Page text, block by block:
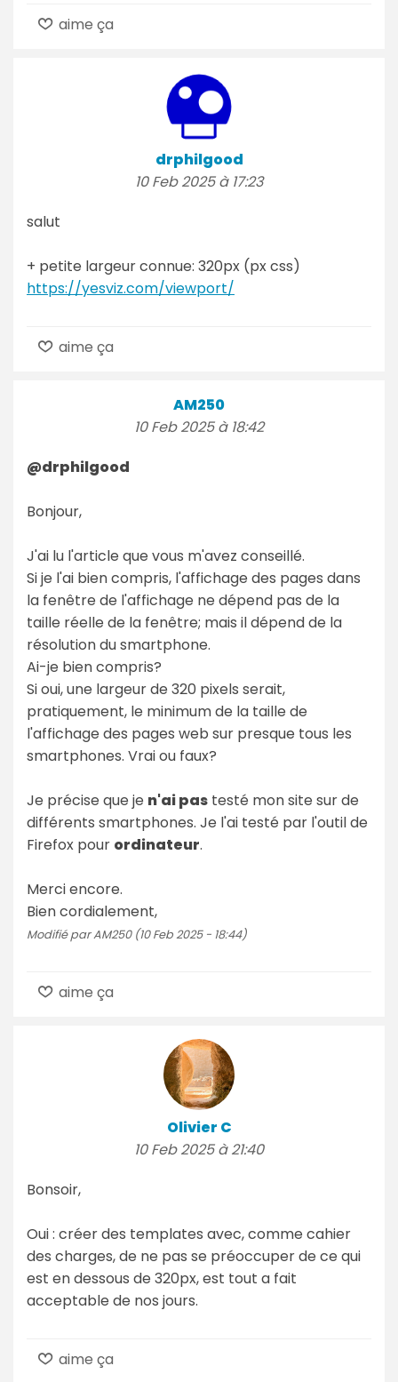
aime ça
drphilgood
10 Feb 2025 à 17:23
salut
+ petite largeur connue: 320px (px css)
https://yesviz.com/viewport/
aime ça
AM250
10 Feb 2025 à 18:42
@drphilgood
Bonjour,
J'ai lu l'article que vous m'avez conseillé.
Si je l'ai bien compris, l'affichage des pages dans
la fenêtre de l'affichage ne dépend pas de la
taille réelle de la fenêtre; mais il dépend de la
résolution du smartphone.
Ai-je bien compris?
Si oui, une largeur de 320 pixels serait,
pratiquement, le minimum de la taille de
l'affichage des pages web sur presque tous les
smartphones. Vrai ou faux?
Je précise que je n'ai pas testé mon site sur de
différents smartphones. Je l'ai testé par l'outil de
Firefox pour ordinateur.
Merci encore.
Bien cordialement,
Modifié par AM250 (10 Feb 2025 - 18:44)
aime ça
Olivier C
10 Feb 2025 à 21:40
Bonsoir,
Oui : créer des templates avec, comme cahier
des charges, de ne pas se préoccuper de ce qui
est en dessous de 320px, est tout a fait
acceptable de nos jours.
aime ça